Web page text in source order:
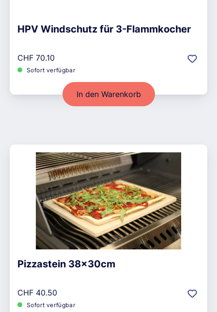
HPV Windschutz für 3-Flammkocher
Regulärer Preis:
CHF 70.10
Sofort verfügbar
In den Warenkorb
Pizzastein 38x30cm
Regulärer Preis:
CHF 40.50
Sofort verfügbar